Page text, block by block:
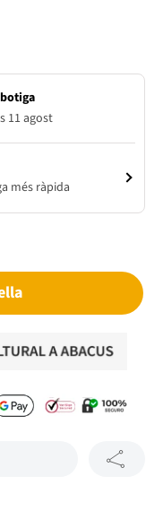
11 agost
més ràpida